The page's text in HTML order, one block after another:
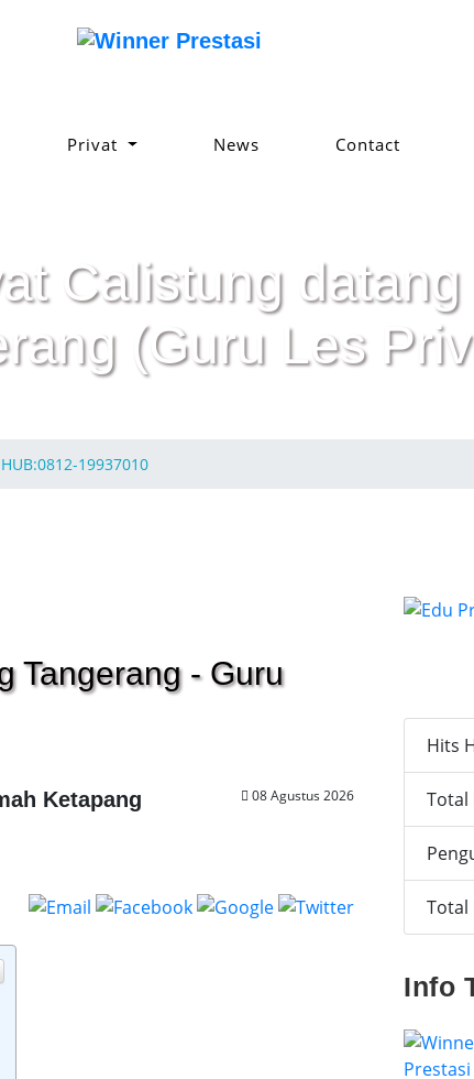
Privat News Contact
Calistung
(Guru Les
19937010
Tangerang - Guru
08 Agustus 2026
Ketapang
Hits
Total
Total
Info